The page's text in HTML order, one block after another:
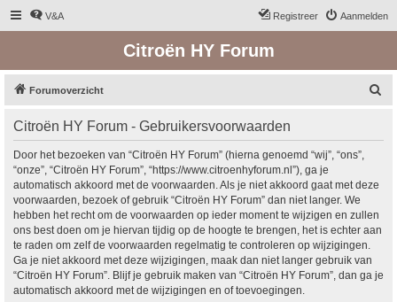
V&A Aanmelden
Registreer
Citroën HY Forum
Forumoverzicht
Citroën HY Forum - Gebruikersvoorwaarden
Door het bezoeken van “Citroën HY Forum” (hierna genoemd “wij”, “ons”,
“onze”, “Citroën HY Forum”, “https://www.citroenhyforum.nl”), ga je
automatisch akkoord met de voorwaarden. Als je niet akkoord gaat met deze
voorwaarden, bezoek of gebruik “Citroën HY Forum” dan niet langer. We
hebben het recht om de voorwaarden op ieder moment te wijzigen en zullen
ons best doen om je hiervan tijdig op de hoogte te brengen, het is echter aan
te raden om zelf de voorwaarden regelmatig te controleren op wijzigingen.
Ga je niet akkoord met deze wijzigingen, maak dan niet langer gebruik van
“Citroën HY Forum”. Blijf je gebruik maken van “Citroën HY Forum”, dan ga je
automatisch akkoord met de wijzigingen en of toevoegingen.